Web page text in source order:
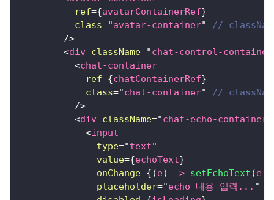
ref={avatarContainerRef}
class="avatar-container"
//
/>
<div className="chat-control-container
<chat-container
ref={chatContainerRef}
class="chat-container"
//
/>
<div className="chat-echo-container
<input
type="text"
value={echoText}
onChange={ (e) => setEchoText (e.
placeholder="echo 내용 입력... "